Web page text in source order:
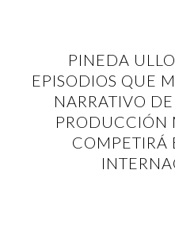
PINEDA
EPISODIOS QUE
NARRATIVO
PRODUCCIÓN
COMPETIRÁ